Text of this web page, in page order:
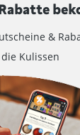
&
Kulissen